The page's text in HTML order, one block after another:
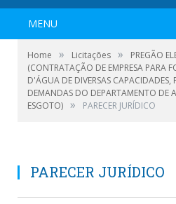
MENU
Home » Licitações »
PREGÃO
(CONTRATAÇÃO DE EMPRESA PARA
D'ÁGUA DE DIVERSAS CAPACIDADES,
DEMANDAS DO DEPARTAMENTO DE
ESGOTO) » PARECER JURÍDICO
PARECER JURÍDICO